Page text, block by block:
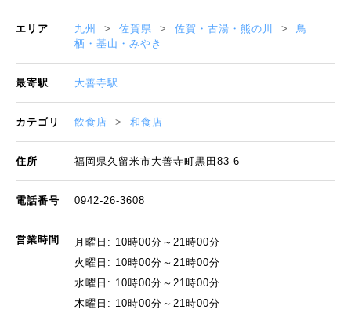
エリア 九州 佐賀県 佐賀・古湯・熊の川
鳥
栖・基山・みやき
最寄駅 大善寺駅
カテゴリ 飲食店 和食店
住所 福岡県久留米市大善寺町黒田83-6
電話番号 0942-26-3608
営業時間
月曜日: 10時00分～21時00分
火曜日: 10時00分～21時00分
水曜日: 10時00分～21時00分
木曜日: 10時00分～21時00分